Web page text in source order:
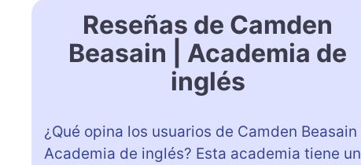
Reseñas de Camden
Beasain | Academia de
inglés
¿Qué opina los usuarios de Camden Beasain |
Academia de inglés? Esta academia tiene un